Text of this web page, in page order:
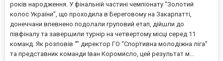
років народження. У фінальній частині чемпіонату “Золотий
колос України”, що проходила в Береговому на Закарпатті,
донеччани впевнено подолали груповий етап, дійшли до
півфіналу та завершили турнір на четвертому місці серед 11
команд. Як розповів “” директор ГО “Спортивна молодіжна ліга”
та представник команди Іван Коромисло, цей результат м...